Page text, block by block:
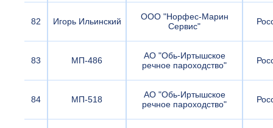
82 Игорь Ильинский
ООО "Норфес-Марин
Сервис"
83 МП-486
АО "Обь-Иртышское
речное пароходство"
84 МП-518
АО "Обь-Иртышское
речное пароходство"